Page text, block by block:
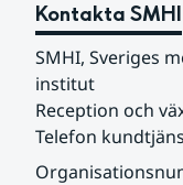
Kontakta SMHI
SMHI, Sveriges
institut
Reception och
Telefon